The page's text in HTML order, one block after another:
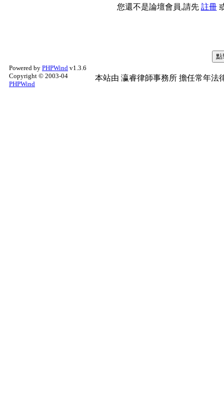
您還不是論壇會員,請先 註冊
Powered by PHPWind v1.3.6
Copyright © 2003-04
PHPWind
本站由 瀛睿律師事務所 擔任常年法